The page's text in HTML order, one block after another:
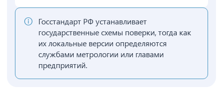
Госстандарт РФ устанавливает
государственные схемы поверки, тогда как
их локальные версии определяются
службами метрологии или главами
предприятий.